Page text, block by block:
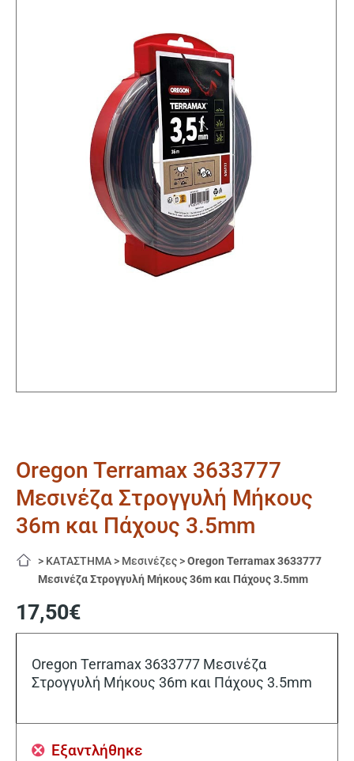
Oregon Terramax 3633777
Μεσινέζα Στρογγυλή Μήκους
36m και Πάχους 3.5mm
> ΚΑΤΑΣΤΗΜΑ > Μεσινέζες >Oregon Terramax 3633777
Μεσινέζα Στρογγυλή Μήκους 36m και Πάχους 3.5mm
17,50€
Oregon Terramax 3633777 Μεσινέζα
Στρογγυλή Μήκους 36m και Πάχους 3.5mm
Εξαντλήθηκε